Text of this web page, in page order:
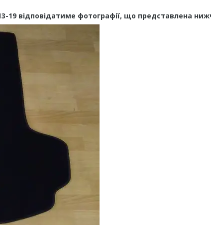
19 відповідатиме фотографії, що представлена